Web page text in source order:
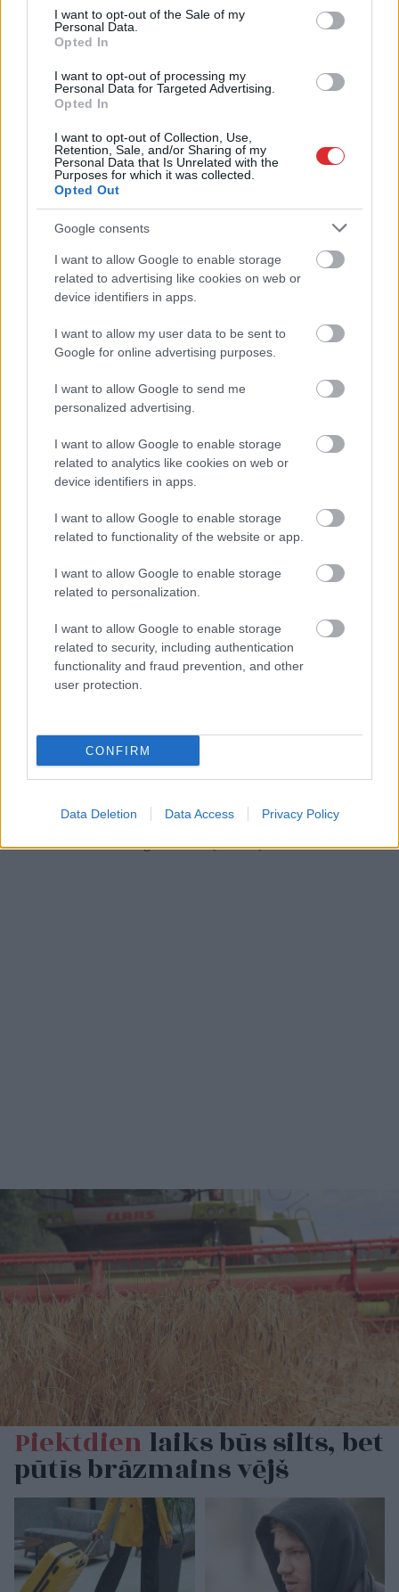
consent section.
I want to opt-out of the Sale of my
Personal Data.
Opted In
I want to opt-out of processing my
Personal Data for Targeted Advertising.
Opted In
I want to opt-out of Collection, Use,
Retention, Sale, and/or Sharing of my
Personal Data that Is Unrelated with the
Purposes for which it was collected.
Opted Out
Google consents
I want to allow Google to enable storage
related to advertising like cookies on web or
device identifiers in apps.
I want to allow my user data to be sent to
Google for online advertising purposes.
I want to allow Google to send me
personalized advertising.
I want to allow Google to enable storage
related to analytics like cookies on web or
device identifiers in apps.
I want to allow Google to enable storage
related to functionality of the website or app.
I want to allow Google to enable storage
related to personalization.
I want to allow Google to enable storage
related to security, including authentication
functionality and fraud prevention, and other
user protection.
CONFIRM
Data Deletion Data Access Privacy Policy
ArmandsPuče:
sarunāts “veikals”! Bet
vai jūs domājat, ka visi
milzīgu dronu vilni –
analītiķi izdara
Dažinoderīgi paņēmieni
smadzeņu treniņam! Tie
palīdzēs pilnīgi neapzināti
iztērēt mazāk naudas
Valsts kanceleja
turpina meklēt
alga – gana
iedvesmojoša
Krištopanspar Eiropas
Piektdienlaiks būs silts, bet
pūtīs brāzmains vējš
Atcelt Ziņot